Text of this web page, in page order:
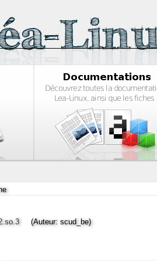
(Auteur: scud_be)